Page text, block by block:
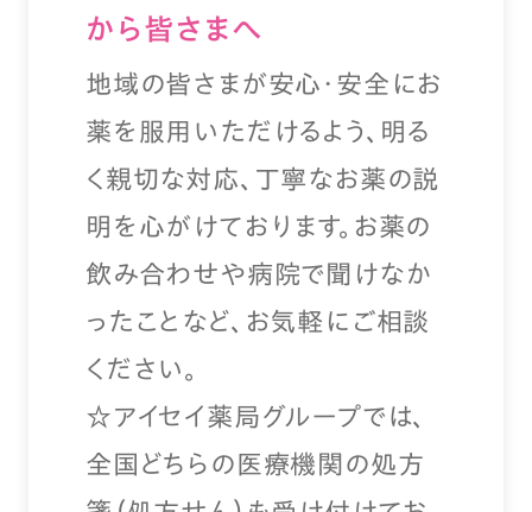
から皆さまへ
地域の皆さまが安心・安全にお
薬を服用いただけるよう、明る
く親切な対応、丁寧なお薬の説
明を心がけております。お薬の
飲み合わせや病院で聞けなか
ったことなど、お気軽にご相談
ください。
☆アイセイ薬局グループでは、
全国どちらの医療機関の処方